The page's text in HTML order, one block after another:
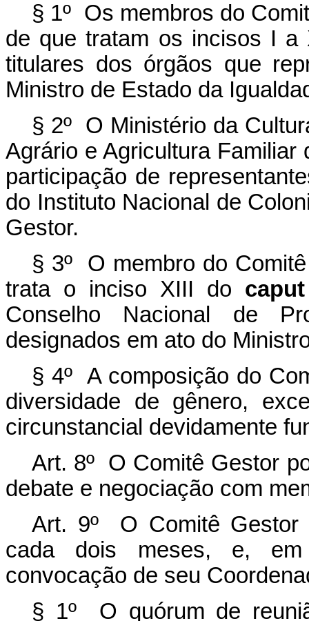
§ 1º Os membros do
de que tratam os incisos I
titulares dos órgãos que
Ministro de Estado da
§ 2º O Ministério da
Agrário e Agricultura Familiar
participação de
do Instituto Nacional de
Gestor.
§ 3º O membro do
trata o inciso XIII do caput
Conselho Nacional de
designados em ato do
§ 4º A composição do
diversidade de gênero,
circunstancial devidamente
Art. 8º O Comitê Gestor
debate e negociação com
Art. 9º O Comitê Gestor
cada dois meses, e, em
convocação de seu
§ 1º O quórum de